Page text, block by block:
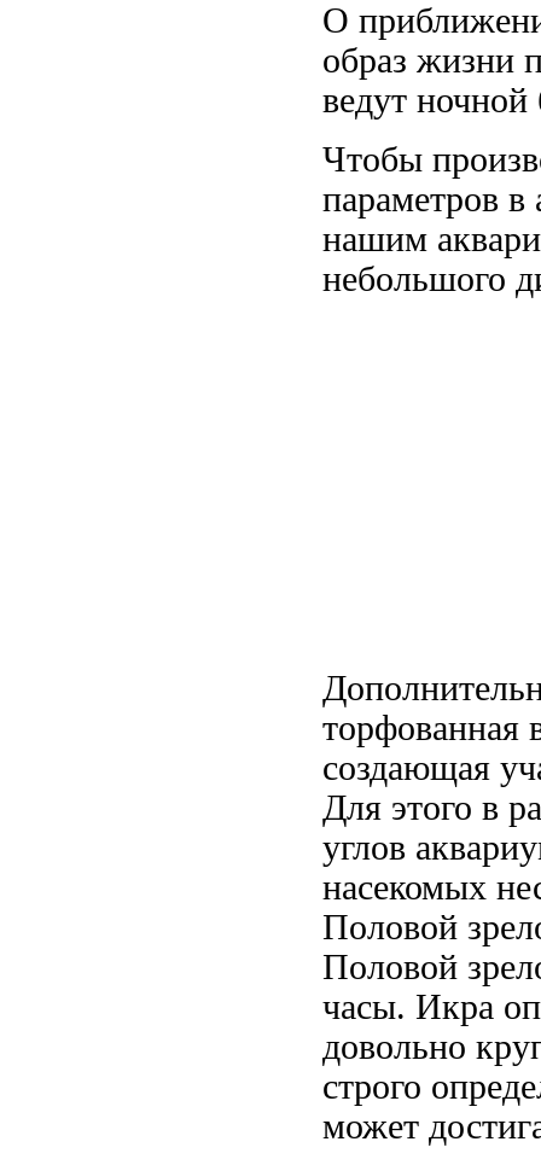
О
образ жизни
ведут ночной
Чтобы
параметров в
нашим
небольшого
торфованная
создающая
Для этого в
углов
насекомых
Половой
Половой
часы. Икра
довольно
строго
может